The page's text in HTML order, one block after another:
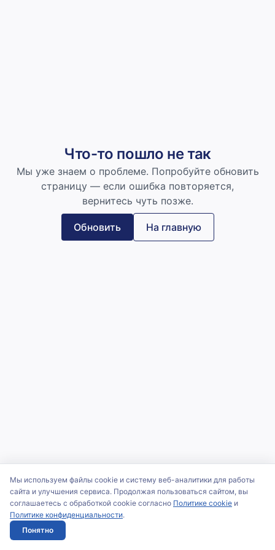
Что-то пошло не так
Мы уже знаем о проблеме. Попробуйте обновить
страницу — если ошибка повторяется,
вернитесь чуть позже.
Обновить На главную
Мы используем файлы cookie и систему веб-аналитики для работы
сайта и улучшения сервиса. Продолжая пользоваться сайтом, вы
соглашаетесь с обработкой cookie согласно Политике cookie и
Политике конфиденциальности.
Понятно